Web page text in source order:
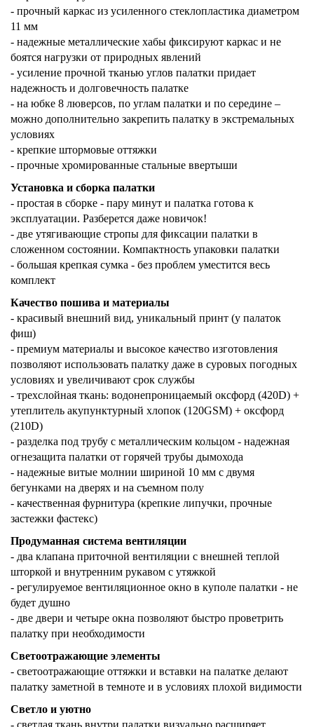
- прочный каркас из усиленного стеклопластика диаметром
11 мм
- надежные металлические хабы фиксируют каркас и не
боятся нагрузки от природных явлений
- усиление прочной тканью углов палатки придает
надежность и долговечность палатке
- на юбке 8 люверсов, по углам палатки и по середине –
можно дополнительно закрепить палатку в экстремальных
условиях
- крепкие штормовые оттяжки
- прочные хромированные стальные ввертыши
Установка и сборка палатки
- простая в сборке - пару минут и палатка готова к
эксплуатации. Разберется даже новичок!
- две утягивающие стропы для фиксации палатки в
сложенном состоянии. Компактность упаковки палатки
- большая крепкая сумка - без проблем уместится весь
комплект
Качество пошива и материалы
- красивый внешний вид, уникальный принт (у палаток
фиш)
- премиум материалы и высокое качество изготовления
позволяют использовать палатку даже в суровых погодных
условиях и увеличивают срок службы
- трехслойная ткань: водонепроницаемый оксфорд (420D) +
утеплитель акупунктурный хлопок (120GSM) + оксфорд
(210D)
- разделка под трубу с металлическим кольцом - надежная
огнезащита палатки от горячей трубы дымохода
- надежные витые молнии шириной 10 мм с двумя
бегунками на дверях и на съемном полу
- качественная фурнитура (крепкие липучки, прочные
застежки фастекс)
Продуманная система вентиляции
- два клапана приточной вентиляции с внешней теплой
шторкой и внутренним рукавом с утяжкой
- регулируемое вентиляционное окно в куполе палатки - не
будет душно
- две двери и четыре окна позволяют быстро проветрить
палатку при необходимости
Светоотражающие элементы
- светоотражающие оттяжки и вставки на палатке делают
палатку заметной в темноте и в условиях плохой видимости
Светло и уютно
- светлая ткань внутри палатки визуально расширяет